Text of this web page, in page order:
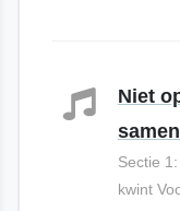
Niet
Sectie
kwint